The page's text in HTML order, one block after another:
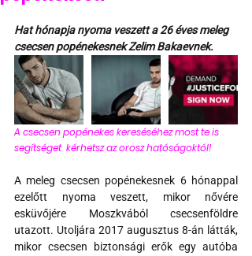
Hat hónapja nyoma veszett a 26 éves meleg
csecsen popénekesnek Zelim Bakaevnek.
A csecsen popénekes kereséséhez most te is
segítséget  kérhetsz az orosz hatóságoktól!
A meleg csecsen popénekesnek 6 hónappal
ezelőtt nyoma veszett, mikor nővére
esküvőjére Moszkvából csecsenföldre
utazott. Utoljára 2017 augusztus 8-án látták,
mikor csecsen biztonsági erők egy autóba